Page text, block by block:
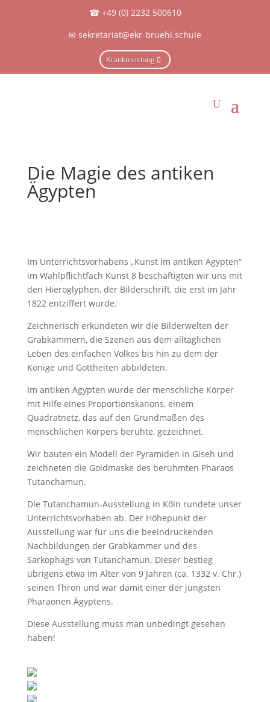
☎ +49 (0) 2232 500610
✉ sekretariat@ekr-bruehl.schule
Krankmeldung
Die Magie des antiken
Ägypten
Im Unterrichtsvorhabens „Kunst im antiken Ägypten“
im Wahlpflichtfach Kunst 8 beschäftigten wir uns mit
den Hieroglyphen, der Bilderschrift, die erst im Jahr
1822 entziffert wurde.
Zeichnerisch erkundeten wir die Bilderwelten der
Grabkammern, die Szenen aus dem alltäglichen
Leben des einfachen Volkes bis hin zu dem der
Könige und Gottheiten abbildeten.
Im antiken Ägypten wurde der menschliche Körper
mit Hilfe eines Proportionskanons, einem
Quadratnetz, das auf den Grundmaßen des
menschlichen Körpers beruhte, gezeichnet.
Wir bauten ein Modell der Pyramiden in Giseh und
zeichneten die Goldmaske des berühmten Pharaos
Tutanchamun.
Die Tutanchamun-Ausstellung in Köln rundete unser
Unterrichtsvorhaben ab. Der Höhepunkt der
Ausstellung war für uns die beeindruckenden
Nachbildungen der Grabkammer und des
Sarkophags von Tutanchamun. Dieser bestieg
übrigens etwa im Alter von 9 Jahren (ca. 1332 v. Chr.)
seinen Thron und war damit einer der jüngsten
Pharaonen Ägyptens.
Diese Ausstellung muss man unbedingt gesehen
haben!